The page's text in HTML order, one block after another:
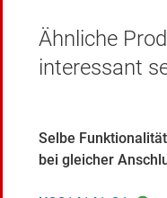
Ähnliche
interessant
Selbe
bei gleicher